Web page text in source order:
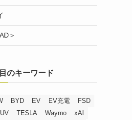
＞
のキーワード
BYD EV EV充電
FSD
TESLA Waymo
xAI